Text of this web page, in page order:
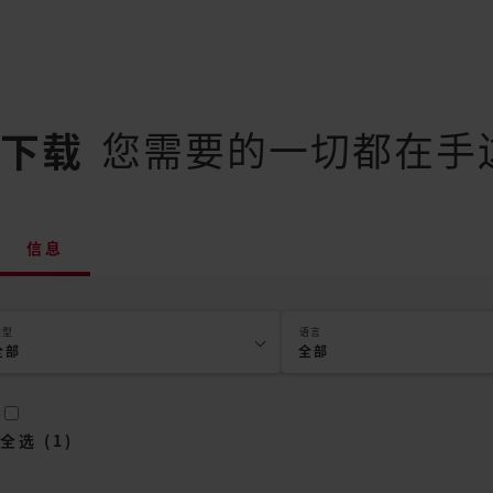
下载 您需要的一切都在手
信息
部
语言
全部
全选 ( 1 )